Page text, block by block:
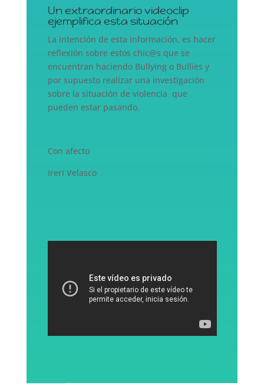
Un extraordinario videoclip
ejemplifica esta situación
La intención de esta información, es hacer
reflexión sobre estos chic@s que se
encuentran haciendo Bullying o Bullies y
por supuesto realizar una investigación
sobre la situación de violencia que
pueden estar pasando.
Con afecto
Ireri Velasco